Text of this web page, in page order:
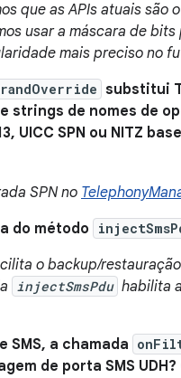
que as APIs atuais são
usar a máscara de bits
mais preciso no
substitui
strings de nomes de
UICC SPN ou NITZ
SPN no
do método
o backup/
injectSmsPdu habilita
SMS, a chamada
de porta SMS UDH?